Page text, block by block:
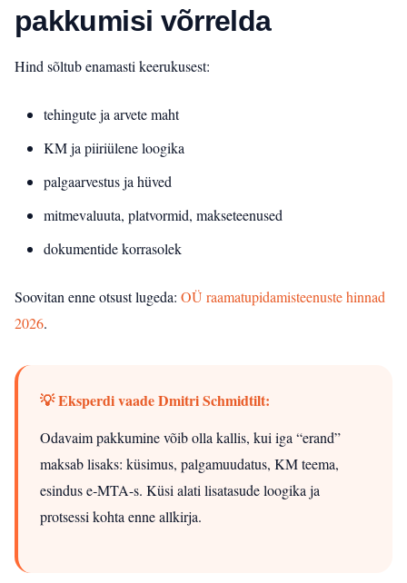
pakkumisi võrrelda
Hind sõltub enamasti keerukusest:
tehingute ja arvete maht
KM ja piiriülene loogika
palgaarvestus ja hüved
mitmevaluuta, platvormid, makseteenused
dokumentide korrasolek
Soovitan enne otsust lugeda: OÜ raamatupidamisteenuste hinnad
2026.
💡 Eksperdi vaade Dmitri Schmidtilt:
Odavaim pakkumine võib olla kallis, kui iga “erand”
maksab lisaks: küsimus, palgamuudatus, KM teema,
esindus e‑MTA-s. Küsi alati lisatasude loogika ja
protsessi kohta enne allkirja.